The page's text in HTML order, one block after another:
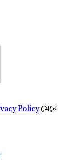
Policyমেনে